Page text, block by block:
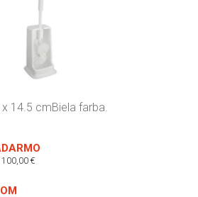
14.5 cmBiela farba.
€